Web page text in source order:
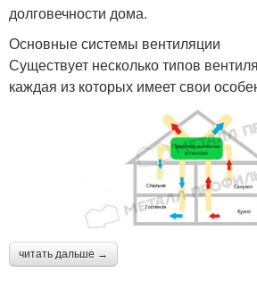
долговечности дома.
Основные системы вентиляции
Существует несколько типов
каждая из которых имеет свои
читать дальше →